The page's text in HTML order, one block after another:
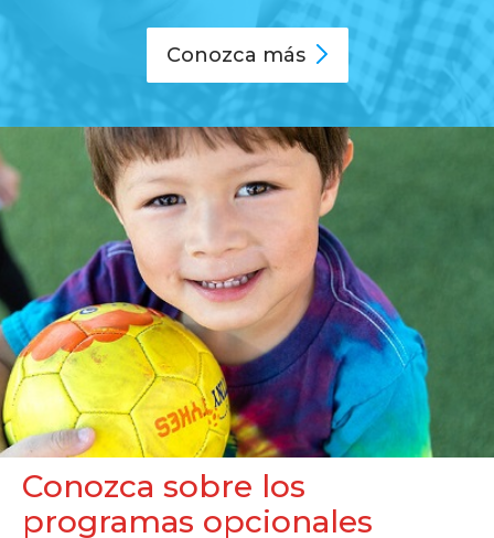
Conozca más
Conozca sobre los
programas opcionales